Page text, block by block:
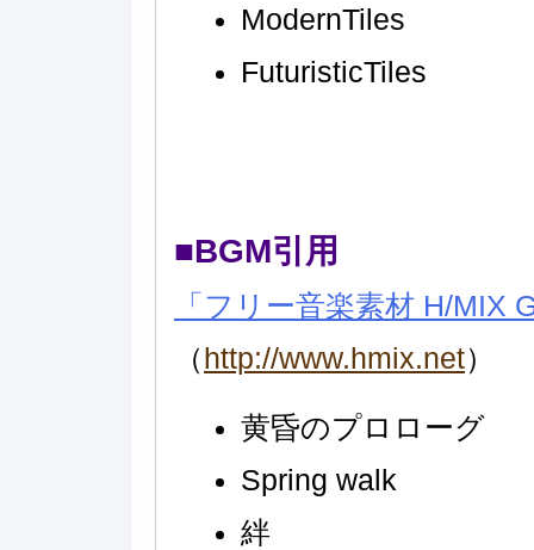
ModernTiles
FuturisticTiles
■BGM引用
「フリー音楽素材 H/MIX
（ http://www.hmix.net）
黄昏のプロローグ
Spring walk
絆